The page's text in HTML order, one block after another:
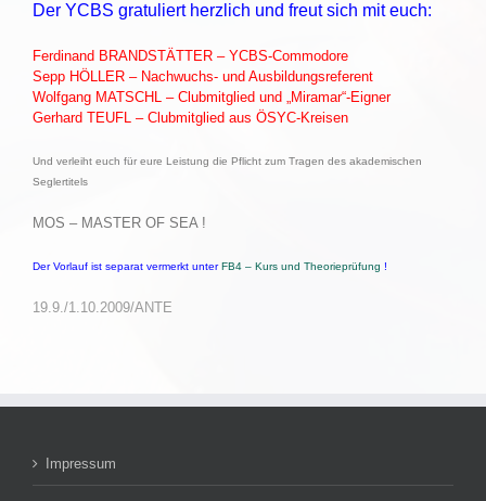
Der YCBS gratuliert herzlich und freut sich mit euch:
Ferdinand BRANDSTÄTTER – YCBS-Commodore
Sepp HÖLLER – Nachwuchs- und Ausbildungsreferent
Wolfgang MATSCHL – Clubmitglied und „Miramar“-Eigner
Gerhard TEUFL – Clubmitglied aus ÖSYC-Kreisen
Und verleiht euch für eure Leistung die Pflicht zum Tragen des akademischen
Seglertitels
MOS – MASTER OF SEA !
Der Vorlauf ist separat vermerkt unterFB4 – Kurs und Theorieprüfung !
19.9./1.10.2009/ANTE
Impressum